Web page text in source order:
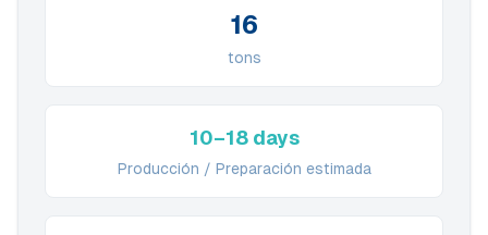
16
tons
10–18 days
Producción / Preparación estimada